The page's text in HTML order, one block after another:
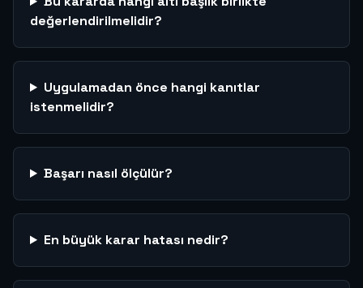
değerlendirilmelidir?
Uygulamadan önce hangi kanıtlar
istenmelidir?
Başarı nasıl ölçülür?
En büyük karar hatası nedir?